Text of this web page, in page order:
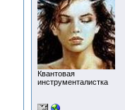
Квантовая
инструменталистка